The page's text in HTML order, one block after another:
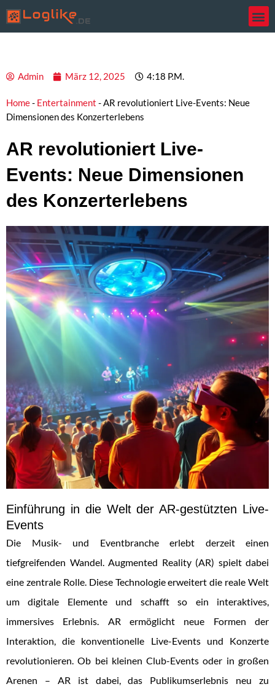
Inhalt
springen
Admin März 12, 2025 4:18 P.m.
Home- Entertainment -AR revolutioniert Live-Events: Neue
Dimensionen des Konzerterlebens
AR revolutioniert Live-
Events: Neue Dimensionen
des Konzerterlebens
Einführung in die Welt der AR-gestützten Live-
Events
Die Musik- und Eventbranche erlebt derzeit einen
tiefgreifenden Wandel. Augmented Reality (AR) spielt dabei
eine zentrale Rolle. Diese Technologie erweitert die reale Welt
um digitale Elemente und schafft so ein interaktives,
immersives Erlebnis. AR ermöglicht neue Formen der
Interaktion, die konventionelle Live-Events und Konzerte
revolutionieren. Ob bei kleinen Club-Events oder in großen
Arenen – AR ist dabei, das Publikumserlebnis neu zu